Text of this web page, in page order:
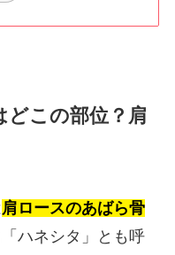
この部位？肩
肩ロースのあばら骨
ハネシタ」とも呼